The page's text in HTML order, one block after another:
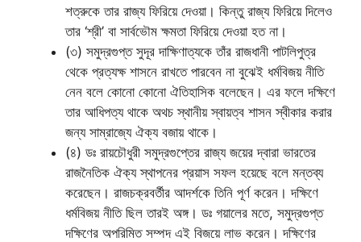
শত্রুকে তার রাজ্য ফিরিয়ে দেওয়া। কিন্তু রাজ্য ফিরিয়ে দিলেও
তার ‘শ্রী’ বা সার্বভৌম ক্ষমতা ফিরিয়ে দেওয়া হত না।
(৩) সমুদ্রগুপ্ত সুদূর দাক্ষিণাত্যকে তাঁর রাজধানী পাটলিপুত্র
থেকে প্রত্যক্ষ শাসনে রাখতে পারবেন না বুঝেই ধর্মবিজয় নীতি
নেন বলে কোনো কোনো ঐতিহাসিক বলেছেন। এর ফলে দক্ষিণে
তার আধিপত্য থাকে অথচ স্থানীয় স্বায়ত্ব শাসন স্বীকার করার
জন্য সাম্রাজ্যে ঐক্য বজায় থাকে।
(৪) ডঃ রায়চৌধুরী সমুদ্রগুপ্তের রাজ্য জয়ের দ্বারা ভারতের
রাজনৈতিক ঐক্য স্থাপনের প্রয়াস সফল হয়েছে বলে মন্তব্য
করেছেন। রাজচক্রবর্তীর আদর্শকে তিনি পূর্ণ করেন। দক্ষিণে
ধর্মবিজয় নীতি ছিল তারই অঙ্গ। ডঃ গয়ালের মতে, সমুদ্রগুপ্ত
দক্ষিণের অপরিমিত সম্পদ এই বিজয়ে লাভ করেন। দক্ষিণের